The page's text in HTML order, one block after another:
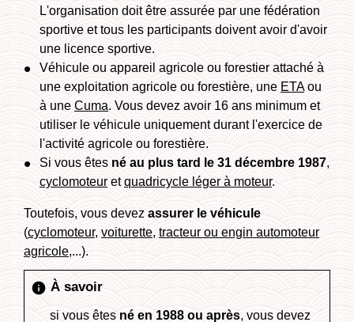
L'organisation doit être assurée par une fédération
sportive et tous les participants doivent avoir d'avoir
une licence sportive.
Véhicule ou appareil agricole ou forestier attaché à
une exploitation agricole ou forestière, une ETAou
à une Cuma. Vous devez avoir 16 ans minimum et
utiliser le véhicule uniquement durant l'exercice de
l'activité agricole ou forestière.
Si vous êtes né au plus tard le 31 décembre 1987,
cyclomoteur etquadricycle léger à moteur.
Toutefois, vous devez assurer le véhicule
(cyclomoteur, voiturette, tracteur ou engin automoteur
agricole,...).
info À savoir
si vous êtes né en 1988 ou après, vous devez